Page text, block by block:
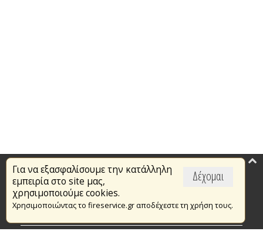
Δέχομαι
Για να εξασφαλίσουμε την κατάλληλη
εμπειρία στο site μας,
χρησιμοποιούμε cookies.
Χρησιμοποιώντας το fireservice.gr αποδέχεστε τη χρήση τους.
Επικαιρότητα
Το Πυροσβεστικό Σώμα